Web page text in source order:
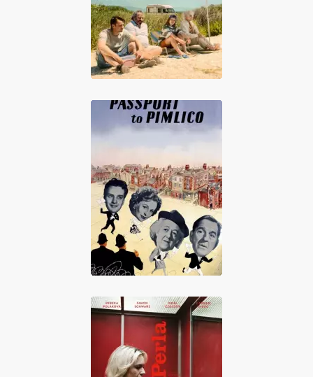
Passeport pour
Pimlico